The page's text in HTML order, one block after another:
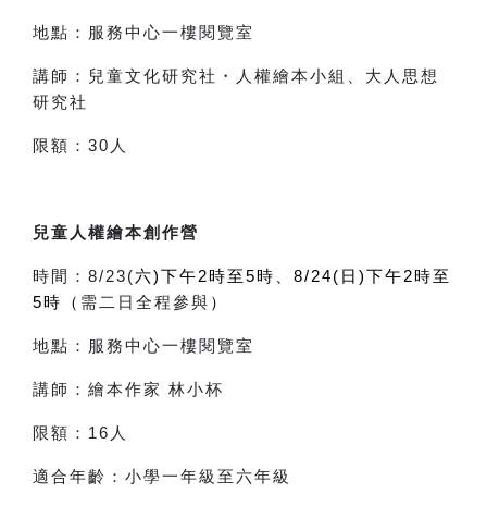
地點：服務中心一樓閱覽室
講師：兒童文化研究社・人權繪本小組、大人思想
研究社
限額 ：30 人
兒童人權繪本創作營
時間：8/23(六)下午2時至5時、 8/24(日)下午2時至
5時（ 需二日全程參與 ）
地點：服務中心一樓閱覽室
講師：繪本作家 林小杯
限額：16人
適合年齡：小學一年級至六年級